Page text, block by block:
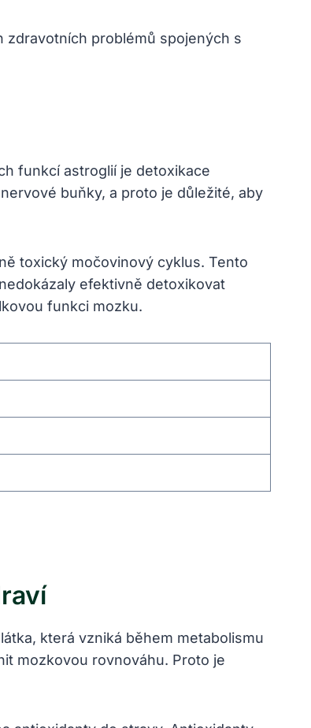
zdravotních problémů spojených s
funkcí astroglií je detoxikace
buňky, a proto je důležité, aby
toxický močovinový cyklus. Tento
efektivně detoxikovat
funkci mozku.
která vzniká během metabolismu
mozkovou rovnováhu. Proto je